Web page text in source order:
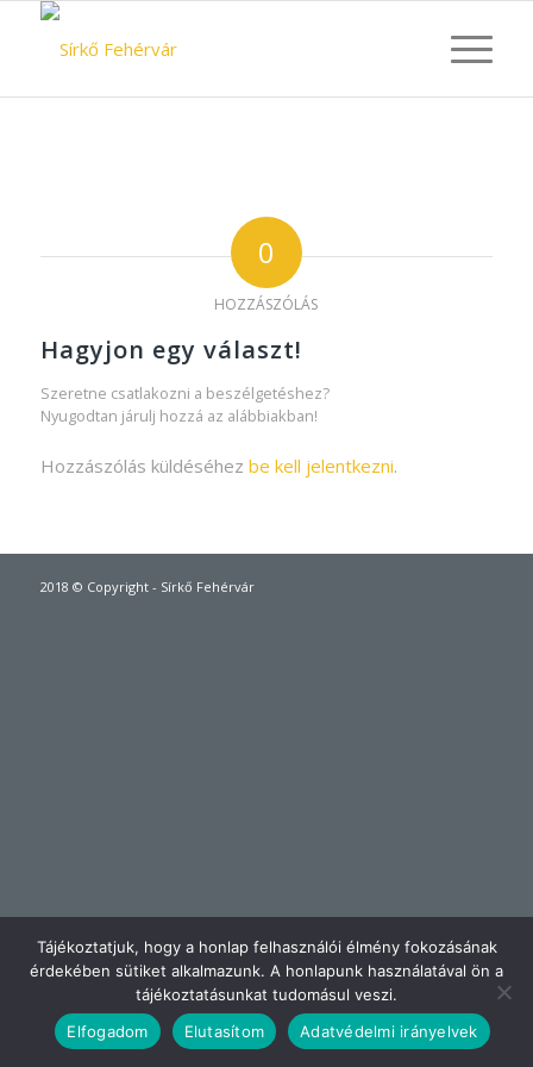
0
HOZZÁSZÓLÁS
Hagyjon egy választ!
Szeretne csatlakozni a beszélgetéshez?
Nyugodtan járulj hozzá az alábbiakban!
Hozzászólás küldéséhez be kell jelentkezni.
2018 © Copyright - Sírkő Fehérvár
Tájékoztatjuk, hogy a honlap felhasználói élmény fokozásának
érdekében sütiket alkalmazunk. A honlapunk használatával ön a
tájékoztatásunkat tudomásul veszi.
Elfogadom
Elutasítom Adatvédelmi irányelvek